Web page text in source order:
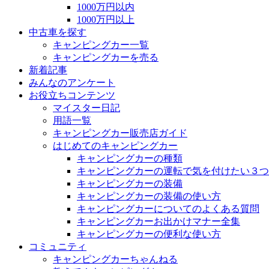
1000万円以内
1000万円以上
中古車を探す
キャンピングカー一覧
キャンピングカーを売る
新着記事
みんなのアンケート
お役立ちコンテンツ
マイスター日記
用語一覧
キャンピングカー販売店ガイド
はじめてのキャンピングカー
キャンピングカーの種類
キャンピングカーの運転で気を付けたい３
キャンピングカーの装備
キャンピングカーの装備の使い方
キャンピングカーについてのよくある質問
キャンピングカーお出かけマナー全集
キャンピングカーの便利な使い方
コミュニティ
キャンピングカーちゃんねる